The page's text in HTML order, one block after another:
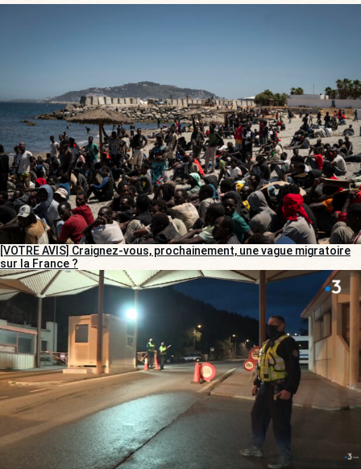
[VOTRE AVIS] Craignez-vous, prochainement, une vague migratoire
sur la France ?